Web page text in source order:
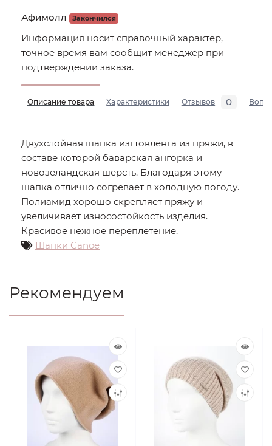
Афимолл Закончился
Информация носит справочный характер,
точное время вам сообщит менеджер при
подтверждении заказа.
Описание товара Характеристики Отзывов 0
Двухслойная шапка изгтовленга из пряжи, в
составе которой баварская ангорка и
новозеландская шерсть. Благодаря этому
шапка отлично согревает в холодную погоду.
Полиамид хорошо скрепляет пряжу и
увеличивает износостойкость изделия.
Красивое нежное переплетение.
Шапки Canoe
Рекомендуем